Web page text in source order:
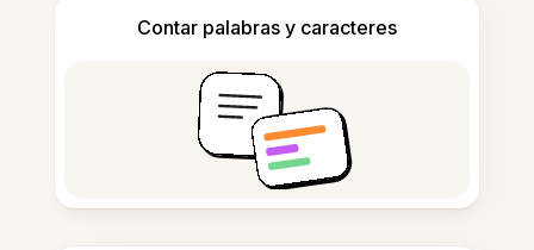
Contar palabras y caracteres